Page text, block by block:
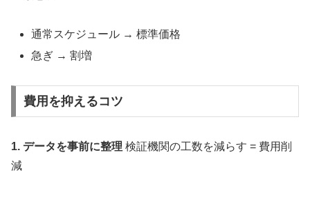
通常スケジュール → 標準価格
急ぎ → 割増
費用を抑えるコツ
1. データを事前に整理 検証機関の工数を減らす = 費用削
減